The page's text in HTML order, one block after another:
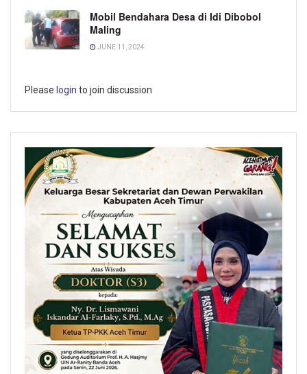
Mobil Bendahara Desa di Idi Dibobol
Maling
JUNE 11, 2024
Please login to join discussion